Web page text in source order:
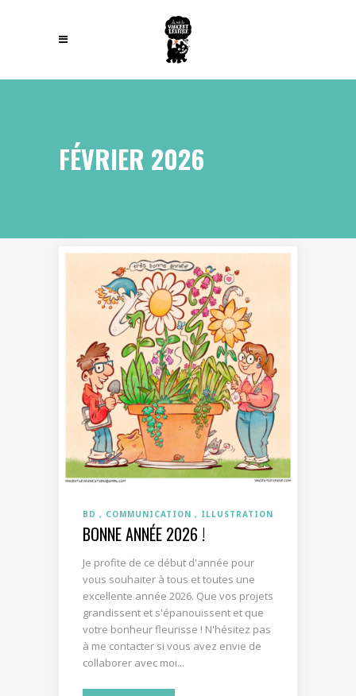
FÉVRIER 2026
BD COMMUNICATION ILLUSTRATION
BONNE ANNÉE 2026 !
Je profite de ce début d'année pour
vous souhaiter à tous et toutes une
excellente année 2026. Que vos projets
grandissent et s'épanouissent et que
votre bonheur fleurisse ! N'hésitez pas
à me contacter si vous avez envie de
collaborer avec moi...